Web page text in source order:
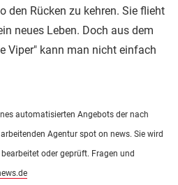
den Rücken zu kehren. Sie flieht
neues Leben. Doch aus dem
Viper" kann man nicht einfach
automatisierten Angebots der nach
Agentur spot on news. Sie wird
oder geprüft. Fragen und